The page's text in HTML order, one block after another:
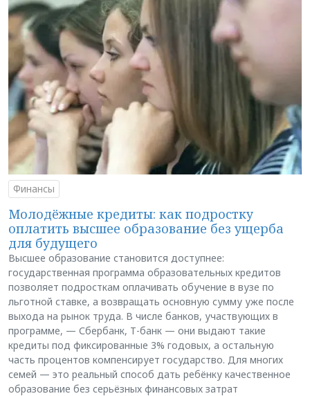
Финансы
Молодёжные кредиты: как подростку
оплатить высшее образование без ущерба
для будущего
Высшее образование становится доступнее:
государственная программа образовательных кредитов
позволяет подросткам оплачивать обучение в вузе по
льготной ставке, а возвращать основную сумму уже после
выхода на рынок труда. В числе банков, участвующих в
программе, — Сбербанк, Т-банк — они выдают такие
кредиты под фиксированные 3% годовых, а остальную
часть процентов компенсирует государство. Для многих
семей — это реальный способ дать ребёнку качественное
образование без серьёзных финансовых затрат